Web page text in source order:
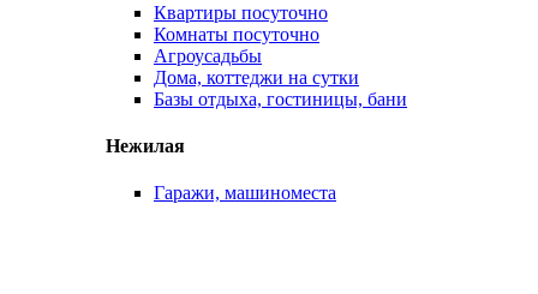
Квартиры посуточно
Комнаты посуточно
Агроусадьбы
Дома, коттеджи на сутки
Базы отдыха, гостиницы, бани
Нежилая
Гаражи, машиноместа